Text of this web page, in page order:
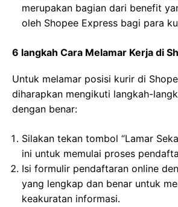
merupakan bagian dari benefit
oleh Shopee Express bagi para
6 langkah Cara Melamar Kerja di
Untuk melamar posisi kurir di
diharapkan mengikuti langkah-
dengan benar:
Silakan tekan tombol “Lamar
ini untuk memulai proses
Isi formulir pendaftaran online
yang lengkap dan benar untuk
keakuratan informasi.